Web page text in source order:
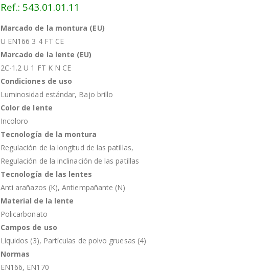
Ref.: 543.01.01.11
Marcado de la montura (EU)
U EN166 3 4 FT CE
Marcado de la lente (EU)
2C-1.2 U 1 FT K N CE
Condiciones de uso
Luminosidad estándar, Bajo brillo
Color de lente
Incoloro
Tecnología de la montura
Regulación de la longitud de las patillas,
Regulación de la inclinación de las patillas
Tecnología de las lentes
Anti arañazos (K), Antiempañante (N)
Material de la lente
Policarbonato
Campos de uso
Líquidos (3), Partículas de polvo gruesas (4)
Normas
EN166, EN170